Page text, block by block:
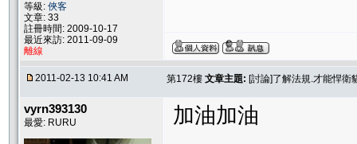
等級: 俠客
文章: 33
註冊時間: 2009-10-17
最近來訪: 2011-09-09
離線
2011-02-13 10:41 AM 第172樓 文章主題: [討論]了解法規.才能悍衛
vyrn393130
最愛: RURU 加油加油